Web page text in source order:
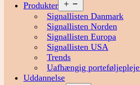
Produkter
menu
Signallisten Danmark
Signallisten Norden
Signallisten Europa
Signallisten USA
Trends
Uafhængig porteføljepleje
Uddannelse